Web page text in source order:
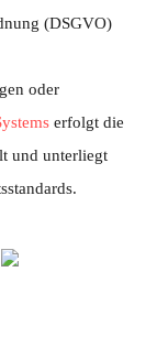
(DSGVO)
oder
erfolgt die
und unterliegt